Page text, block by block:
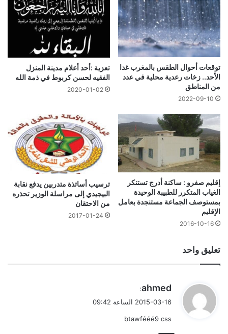
توقعات أحوال الطقس بالمغرب غدا
الأحد.. زخات رعدية محلية في عدد
من المناطق
2022-09-10
تعزية :أحد أعلام مدينة المنزل
الفقيه لحسن كربوط في ذمة الله
2020-01-02
إقليم صفرو : ساكنة أدرج تستنكر
الغياب المتكرر للطبيبة الوحيدة
بمستوصف الجماعة‎ مستنجدة بعامل
الإقليم
2016-10-16
ترسيب أساتذة متدربين يدفع نقابة
البيجيدي إلى مراسلة الوزير تحذره
من الاحتقان
2017-01-24
تعليق واحد
ي
ل
ahmed
:
2015-03-16 الساعة 09:42
btawfééé9 css